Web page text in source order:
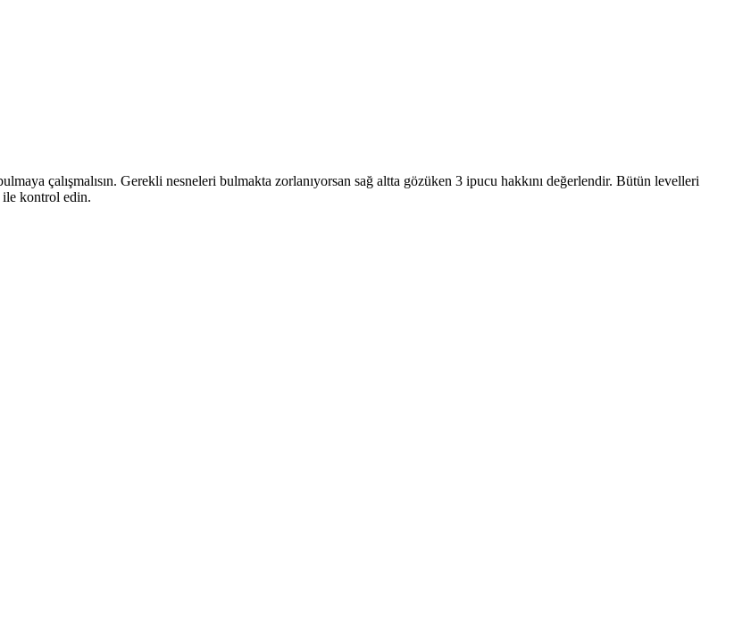
çalışmalısın. Gerekli nesneleri bulmakta zorlanıyorsan sağ altta gözüken 3 ipucu hakkını değerlendir. Bütün levelleri
ile kontrol edin.